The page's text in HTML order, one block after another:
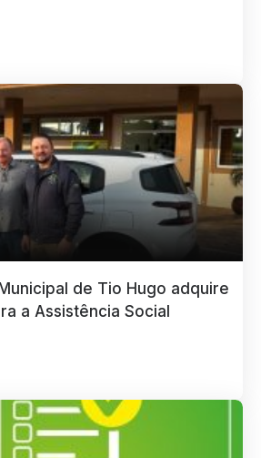
de Tio Hugo adquire
a Assistência Social